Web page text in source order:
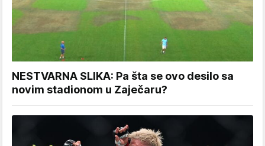
NESTVARNA SLIKA: Pa šta se ovo desilo sa
novim stadionom u Zaječaru?